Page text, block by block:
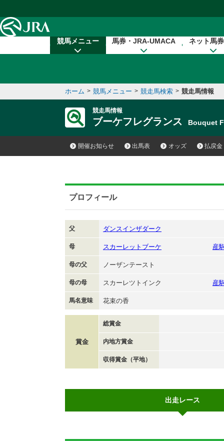
競馬メニュー 馬券・JRA-UMACA ネット馬
ホーム > 競馬メニュー > 競走馬検索 > 競走馬情報
競走馬情報
ブーケフレグランス Bouquet
開催お知らせ 出馬表 オッズ 払戻金
プロフィール
父 ダンスインザダーク
母 スカーレットブーケ 産
母の父 ノーザンテースト
母の母 スカーレツトインク 産
馬名意味 花束の香
賞金
総賞金
内地方賞金
収得賞金（平地）
出走レース